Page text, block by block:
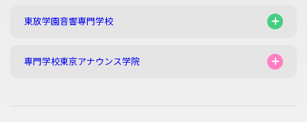
東放学園音響専門学校
専門学校東京アナウンス学院